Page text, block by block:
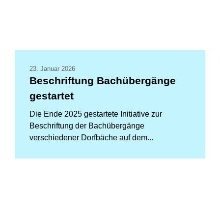
23. Januar 2026
Beschriftung Bachübergänge
gestartet
Die Ende 2025 gestartete Initiative zur
Beschriftung der Bachübergänge
verschiedener Dorfbäche auf dem...